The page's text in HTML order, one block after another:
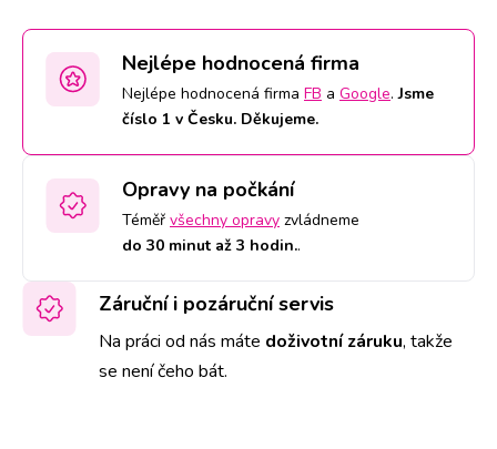
Nejlépe hodnocená firma
Nejlépe hodnocená firma FB a Google.Jsme
číslo 1 v Česku. Děkujeme.
Opravy na počkání
Téměř všechny opravy zvládneme
do 30 minut až 3 hodin..
Záruční i pozáruční servis
Na práci od nás máte doživotní záruku, takže
se není čeho bát.